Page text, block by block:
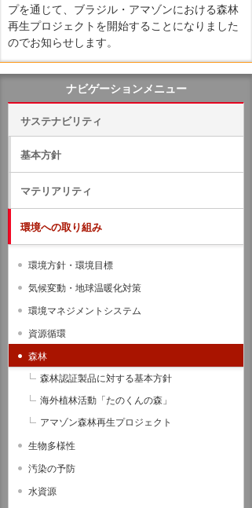
プを通じて、ブラジル・アマゾンにおける森林
再生プロジェクトを開始することになりました
のでお知らせします。
ナビゲーションメニュー
サステナビリティ
基本方針
マテリアリティ
環境への取り組み
環境方針・環境目標
気候変動・地球温暖化対策
環境マネジメントシステム
資源循環
森林
森林認証製品に対する基本方針
海外植林活動「たのくんの森」
アマゾン森林再生プロジェクト
生物多様性
汚染の予防
水資源